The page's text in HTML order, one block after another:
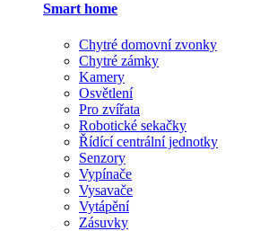
Smart home
Chytré domovní zvonky
Chytré zámky
Kamery
Osvětlení
Pro zvířata
Robotické sekačky
Řídící centrální jednotky
Senzory
Vypínače
Vysavače
Vytápění
Zásuvky